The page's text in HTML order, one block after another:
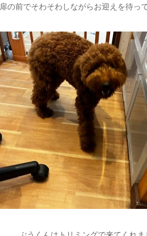
扉の前でそわそわしながらお迎えを待っ